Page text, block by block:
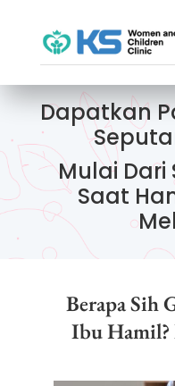
Dapatkan
Mulai Dari
Saat
Berapa Sih
Ibu Hamil?